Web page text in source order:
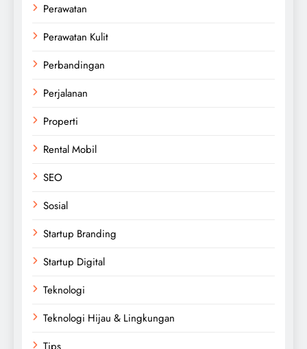
Perawatan
Perawatan Kulit
Perbandingan
Perjalanan
Properti
Rental Mobil
SEO
Sosial
Startup Branding
Startup Digital
Teknologi
Teknologi Hijau & Lingkungan